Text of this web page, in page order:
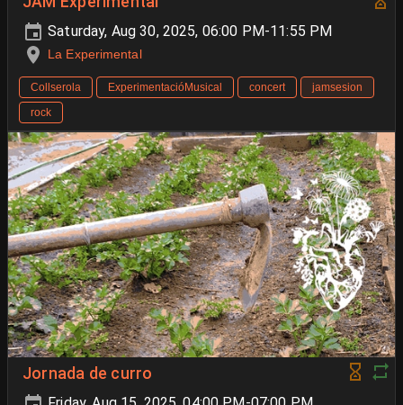
Saturday, Aug 30, 2025, 06:00 PM-11:55 PM
La Experimental
Collserola ExperimentacióMusical concert
jamsesion
rock
Jornada de curro